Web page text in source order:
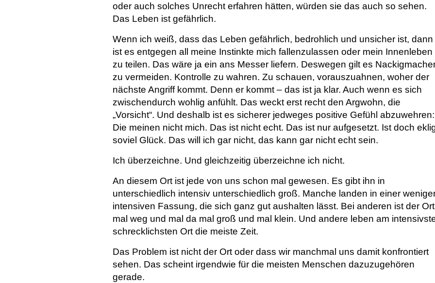
oder auch solches Unrecht erfahren hätten, würden sie das auch so sehen.
Das Leben ist gefährlich.
Wenn ich weiß, dass das Leben gefährlich, bedrohlich und unsicher ist, dann
ist es entgegen all meine Instinkte mich fallenzulassen oder mein Innenleben
zu teilen. Das wäre ja ein ans Messer liefern. Deswegen gilt es
zu vermeiden. Kontrolle zu wahren. Zu schauen, vorauszuahnen, woher der
nächste Angriff kommt. Denn er kommt – das ist ja klar. Auch wenn es sich
zwischendurch wohlig anfühlt. Das weckt erst recht den Argwohn, die
„Vorsicht“. Und deshalb ist es sicherer jedweges positive Gefühl abzuwehren:
Die meinen nicht mich. Das ist nicht echt. Das ist nur aufgesetzt. Ist doch
soviel Glück. Das will ich gar nicht, das kann gar nicht echt sein.
Ich überzeichne. Und gleichzeitig überzeichne ich nicht.
An diesem Ort ist jede von uns schon mal gewesen. Es gibt ihn in
unterschiedlich intensiv unterschiedlich groß. Manche landen in einer
intensiven Fassung, die sich ganz gut aushalten lässt. Bei anderen ist der Ort
mal weg und mal da mal groß und mal klein. Und andere leben am
schrecklichsten Ort die meiste Zeit.
Das Problem ist nicht der Ort oder dass wir manchmal uns damit konfrontiert
sehen. Das scheint irgendwie für die meisten Menschen dazuzugehören
gerade.